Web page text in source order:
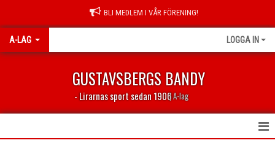
BLI MEDLEM I VÅR FÖRENING!
A-LAG LOGGA IN
GUSTAVSBERGS BANDY
- Lirarnas sport sedan 1906| A-lag